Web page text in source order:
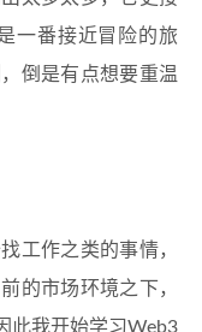
一番接近冒险的旅
倒是有点想要重温
工作之类的事情，
的市场环境之下，
此我开始学习Web3